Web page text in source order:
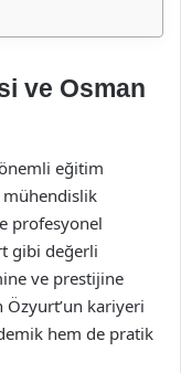
ve Osman
eğitim
mühendislik
profesyonel
gibi değerli
ve prestijine
Özyurt’un kariyeri
hem de pratik